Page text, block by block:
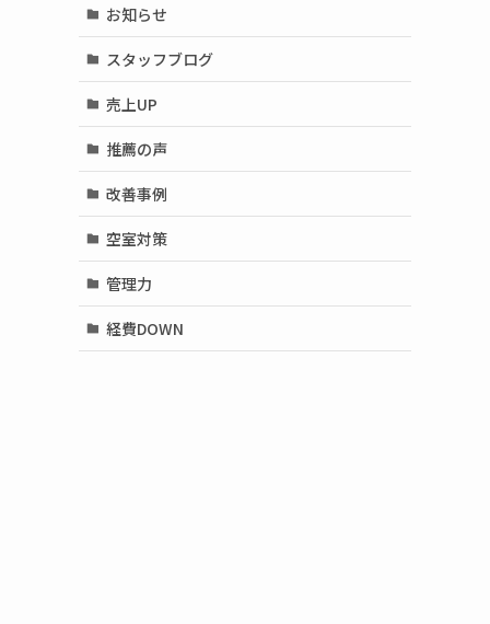
お知らせ
スタッフブログ
売上UP
推薦の声
改善事例
空室対策
管理力
経費DOWN